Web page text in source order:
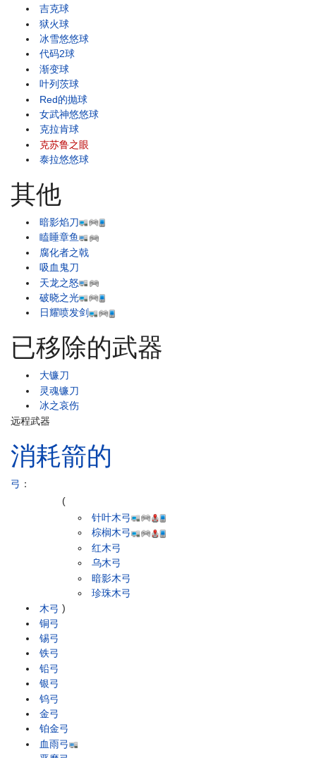
吉克球
狱火球
冰雪悠悠球
代码2球
渐变球
叶列茨球
Red的抛球
女武神悠悠球
克拉肯球
克苏鲁之眼
泰拉悠悠球
其他
暗影焰刀
瞌睡章鱼
腐化者之戟
吸血鬼刀
天龙之怒
破晓之光
日耀喷发剑
已移除的武器
大镰刀
灵魂镰刀
冰之哀伤
远程武器
消耗箭的
弓 ：
木弓
(
针叶木弓
棕榈木弓
红木弓
乌木弓
暗影木弓
珍珠木弓
)
铜弓
锡弓
铁弓
铅弓
银弓
钨弓
金弓
铂金弓
血雨弓